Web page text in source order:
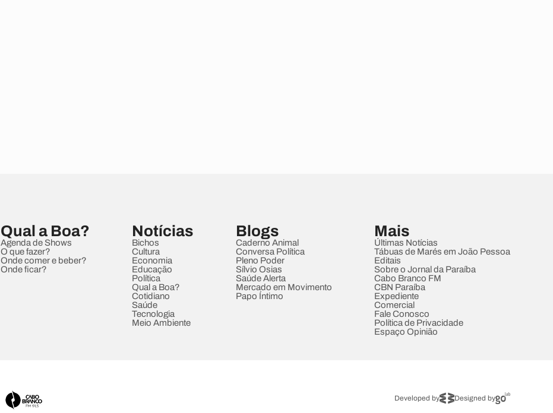
Qual a Boa?
Agenda de Shows
O que fazer?
Onde comer e beber?
Onde ficar?
Notícias
Bichos
Cultura
Economia
Educação
Política
Qual a Boa?
Cotidiano
Saúde
Tecnologia
Meio Ambiente
Blogs
Caderno Animal
Conversa Política
Pleno Poder
Sílvio Osias
Saúde Alerta
Mercado em Movimento
Papo Íntimo
Mais
Últimas Notícias
Tábuas de Marés em João Pessoa
Editais
Sobre o Jornal da Paraíba
Cabo Branco FM
CBN Paraíba
Expediente
Comercial
Fale Conosco
Política de Privacidade
Espaço Opinião
Developed by Designed by